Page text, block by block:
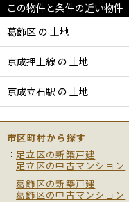
この物件と条件の近い物件
葛飾区 の 土地
京成押上線 の 土地
京成立石駅 の 土地
市区町村から探す
足立区の新築戸建
足立区の中古マンション
葛飾区の新築戸建
葛飾区の中古マンション